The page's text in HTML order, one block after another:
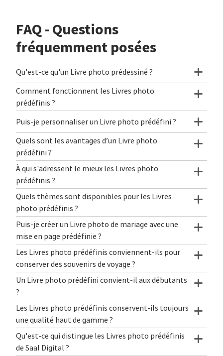
FAQ - Questions
fréquemment posées
Qu'est-ce qu'un Livre photo prédessiné ?
Comment fonctionnent les Livres photo
prédéfinis ?
Puis-je personnaliser un Livre photo prédéfini ?
Quels sont les avantages d’un Livre photo
prédéfini ?
À qui s'adressent le mieux les Livres photo
prédéfinis ?
Quels thèmes sont disponibles pour les Livres
photo prédéfinis ?
Puis-je créer un Livre photo de mariage avec une
mise en page prédéfinie ?
Les Livres photo prédéfinis conviennent-ils pour
conserver des souvenirs de voyage ?
Un Livre photo prédéfini convient-il aux débutants
?
Les Livres photo prédéfinis conservent-ils toujours
une qualité haut de gamme ?
Qu'est-ce qui distingue les Livres photo prédéfinis
de Saal Digital ?